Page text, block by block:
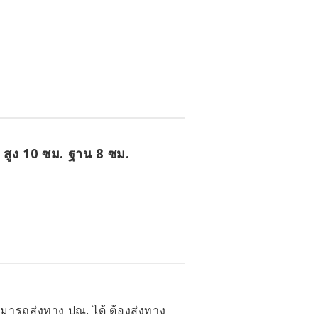
ง 10 ซม. ฐาน 8 ซม.
รถส่งทาง ปณ. ได้ ต้องส่งทาง